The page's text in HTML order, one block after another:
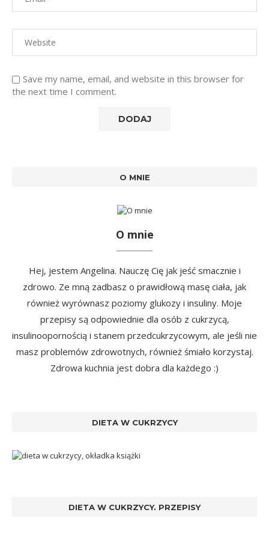
Save my name, email, and website in this browser for
the next time I comment.
O MNIE
O mnie
Hej, jestem Angelina. Nauczę Cię jak jeść smacznie i
zdrowo. Ze mną zadbasz o prawidłową masę ciała, jak
również wyrównasz poziomy glukozy i insuliny. Moje
przepisy są odpowiednie dla osób z cukrzycą,
insulinoopornością i stanem przedcukrzycowym, ale jeśli nie
masz problemów zdrowotnych, również śmiało korzystaj.
Zdrowa kuchnia jest dobra dla każdego :)
DIETA W CUKRZYCY
DIETA W CUKRZYCY. PRZEPISY